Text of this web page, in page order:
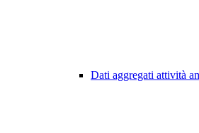
Dati aggregati attività